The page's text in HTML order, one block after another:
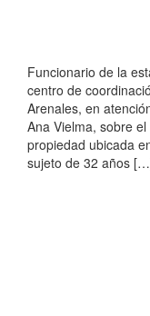
Funcionario de la
centro de
Arenales, en
Ana Vielma, sobre
propiedad ubicada
sujeto de 32 años